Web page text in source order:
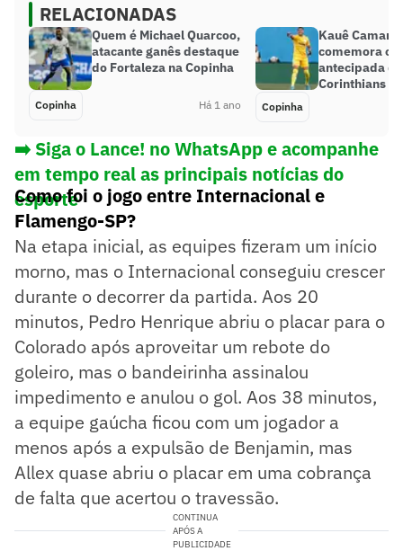
RELACIONADAS
Quem é Michael Quarcoo,
atacante ganês destaque
do Fortaleza na Copinha
Copinha Há 1 ano
Kauê
comemora
antecipada do
Corinthians
Copinha
➡️ Siga o Lance! no WhatsApp e acompanhe
em tempo real as principais notícias do
esporte
Como foi o jogo entre Internacional e
Flamengo-SP?
Na etapa inicial, as equipes fizeram um início
morno, mas o Internacional conseguiu crescer
durante o decorrer da partida. Aos 20
minutos, Pedro Henrique abriu o placar para o
Colorado após aproveitar um rebote do
goleiro, mas o bandeirinha assinalou
impedimento e anulou o gol. Aos 38 minutos,
a equipe gaúcha ficou com um jogador a
menos após a expulsão de Benjamin, mas
Allex quase abriu o placar em uma cobrança
de falta que acertou o travessão.
CONTINUA
APÓS A
PUBLICIDADE